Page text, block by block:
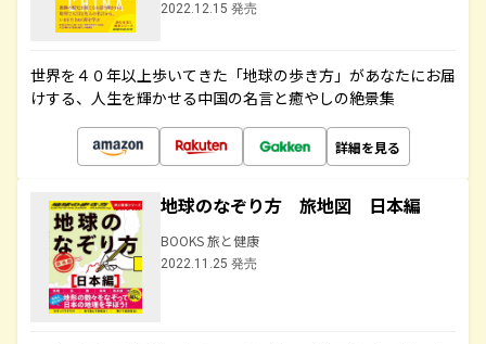
2022.12.15 発売
世界を４０年以上歩いてきた「地球の歩き方」があなたにお届
けする、人生を輝かせる中国の名言と癒やしの絶景集
詳細を見る
地球のなぞり方 旅地図 日本編
BOOKS 旅と健康
2022.11.25 発売